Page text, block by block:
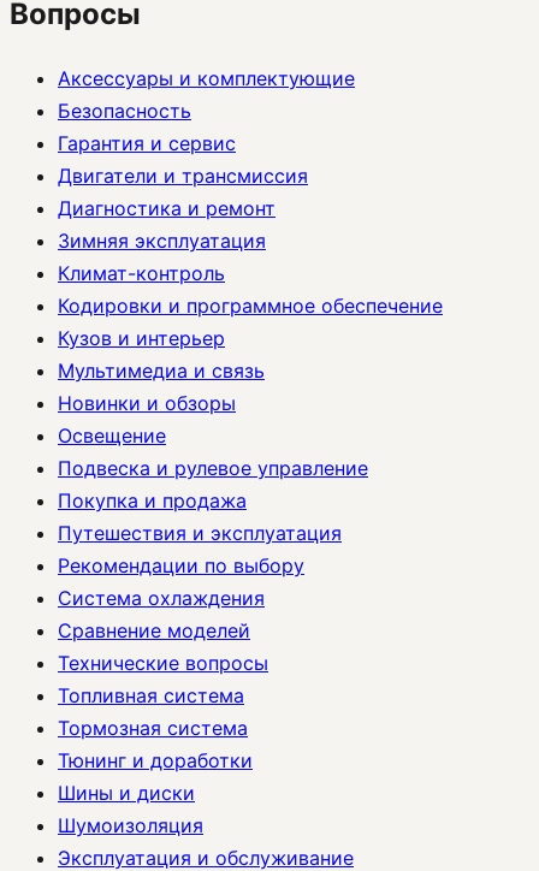
Вопросы
Аксессуары и комплектующие
Безопасность
Гарантия и сервис
Двигатели и трансмиссия
Диагностика и ремонт
Зимняя эксплуатация
Климат-контроль
Кодировки и программное обеспечение
Кузов и интерьер
Мультимедиа и связь
Новинки и обзоры
Освещение
Подвеска и рулевое управление
Покупка и продажа
Путешествия и эксплуатация
Рекомендации по выбору
Система охлаждения
Сравнение моделей
Технические вопросы
Топливная система
Тормозная система
Тюнинг и доработки
Шины и диски
Шумоизоляция
Эксплуатация и обслуживание